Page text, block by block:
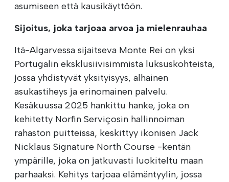
asumiseen että kausikäyttöön.
Sijoitus, joka tarjoaa arvoa ja mielenrauhaa
Itä-Algarvessa sijaitseva Monte Rei on yksi
Portugalin eksklusiivisimmista luksuskohteista,
jossa yhdistyvät yksityisyys, alhainen
asukastiheys ja erinomainen palvelu.
Kesäkuussa 2025 hankittu hanke, joka on
kehitetty Norfin Serviçosin hallinnoiman
rahaston puitteissa, keskittyy ikonisen Jack
Nicklaus Signature North Course -kentän
ympärille, joka on jatkuvasti luokiteltu maan
parhaaksi. Kehitys tarjoaa elämäntyylin, jossa